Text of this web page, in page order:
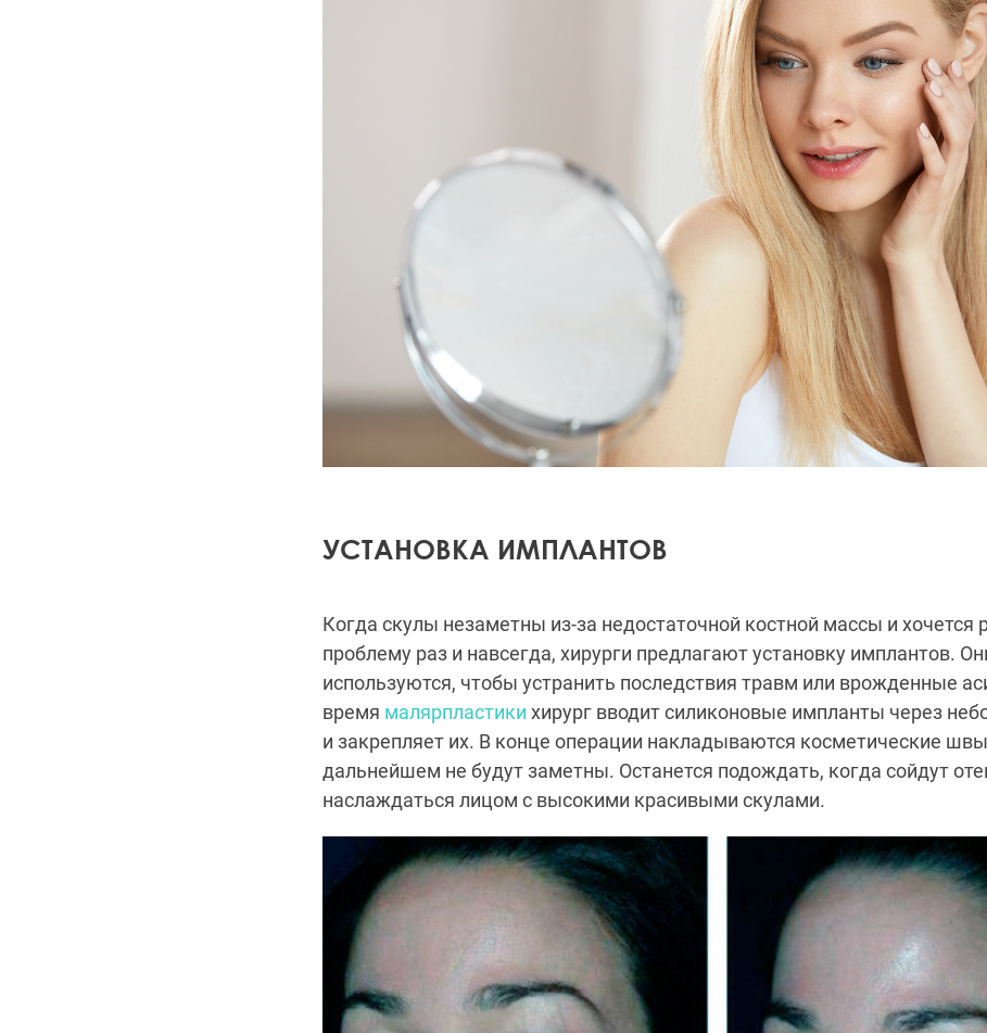
УСТАНОВКА ИМПЛАНТОВ
Когда скулы незаметны из-за недостаточной костной массы и хочется
проблему раз и навсегда, хирурги предлагают установку имплантов.
используются, чтобы устранить последствия травм или врожденные
время малярпластики хирург вводит силиконовые импланты через
и закрепляет их. В конце операции накладываются косметические
дальнейшем не будут заметны. Останется подождать, когда сойдут
наслаждаться лицом с высокими красивыми скулами.